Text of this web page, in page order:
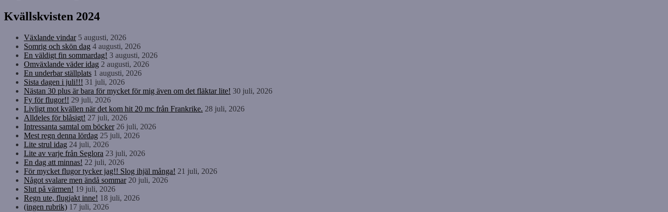
Kvällskvisten 2024
Växlande vindar 5 augusti, 2026
Somrig och skön dag 4 augusti, 2026
En väldigt fin sommardag! 3 augusti, 2026
Omväxlande väder idag 2 augusti, 2026
En underbar ställplats 1 augusti, 2026
Sista dagen i juli!!! 31 juli, 2026
Nästan 30 plus är bara för mycket för mig även om det fläktar lite! 30 juli, 2026
Fy för flugor!! 29 juli, 2026
Livligt mot kvällen när det kom hit 20 mc från Frankrike. 28 juli, 2026
Alldeles för blåsigt! 27 juli, 2026
Intressanta samtal om böcker 26 juli, 2026
Mest regn denna lördag 25 juli, 2026
Lite strul idag 24 juli, 2026
Lite av varje från Seglora 23 juli, 2026
En dag att minnas! 22 juli, 2026
För mycket flugor tycker jag!! Slog ihjäl många! 21 juli, 2026
Något svalare men ändå sommar 20 juli, 2026
Slut på värmen! 19 juli, 2026
Regn ute, flugjakt inne! 18 juli, 2026
(ingen rubrik) 17 juli, 2026